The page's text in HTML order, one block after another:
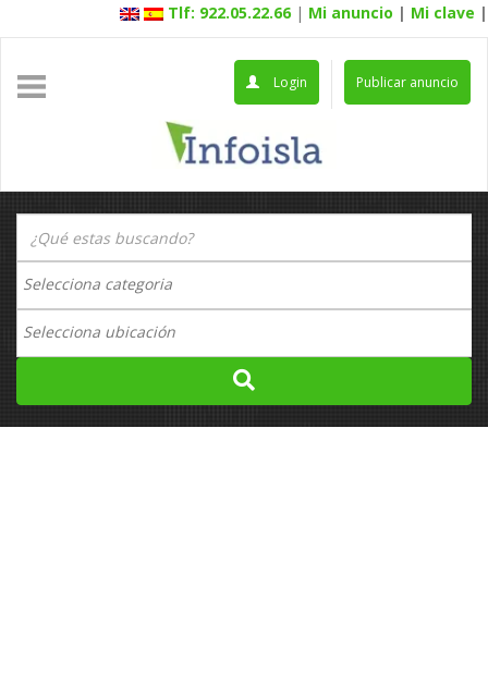
Tlf: 922.05.22.66 | Mi anuncio | Mi clave |
Publicar anuncio
Login